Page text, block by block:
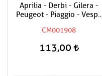
Aprilia - Derbi - Gilera -
Peugeot - Piaggio - Vespa
Kelepçesi
CM001908
113,00